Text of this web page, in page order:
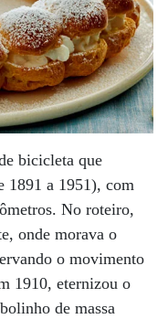
bicicleta que
1891 a 1951), com
No roteiro,
onde morava o
o movimento
1910, eternizou o
de massa